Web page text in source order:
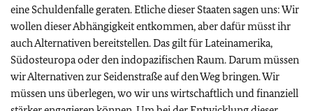
eine Schuldenfalle geraten. Etliche dieser Staaten sagen uns: Wir
wollen dieser Abhängigkeit entkommen, aber dafür müsst ihr
auch Alternativen bereitstellen. Das gilt für Lateinamerika,
Südosteuropa oder den indopazifischen Raum. Darum müssen
wir Alternativen zur Seidenstraße auf den Weg bringen. Wir
müssen uns überlegen, wo wir uns wirtschaftlich und finanziell